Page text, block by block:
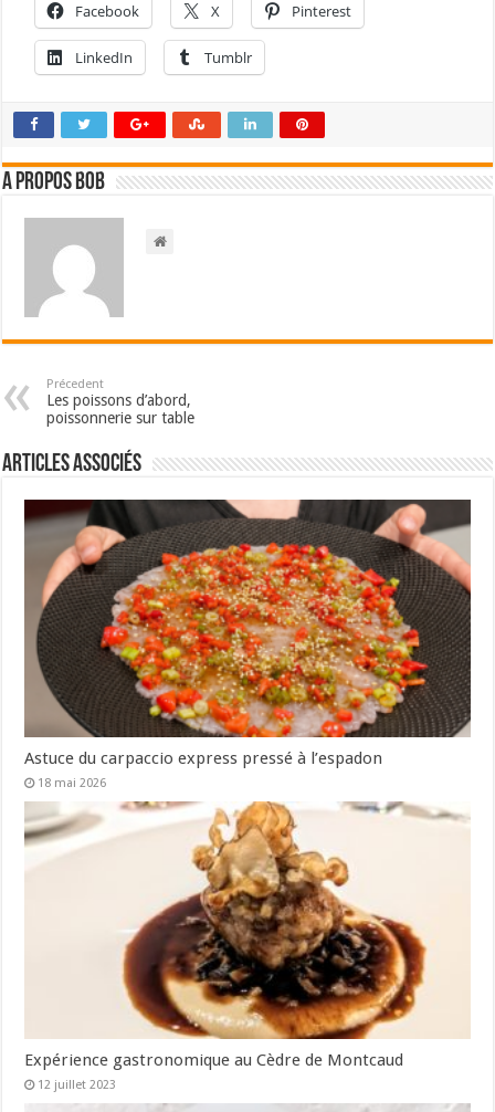
Facebook X Pinterest
LinkedIn Tumblr
A propos bOb
Précedent
Les poissons d’abord,
poissonnerie sur table
Articles associés
Astuce du carpaccio express pressé à l’espadon
18 mai 2026
Expérience gastronomique au Cèdre de Montcaud
12 juillet 2023